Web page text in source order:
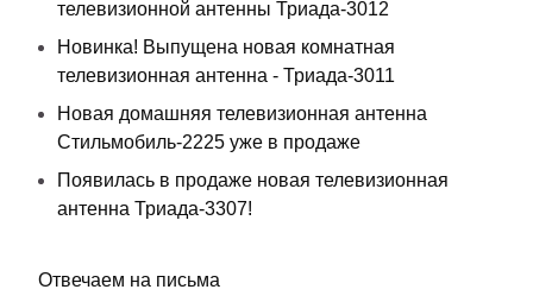
телевизионной антенны Триада-3012
Новинка! Выпущена новая комнатная
телевизионная антенна - Триада-3011
Новая домашняя телевизионная антенна
Стильмобиль-2225 уже в продаже
Появилась в продаже новая телевизионная
антенна Триада-3307!
Отвечаем на письма